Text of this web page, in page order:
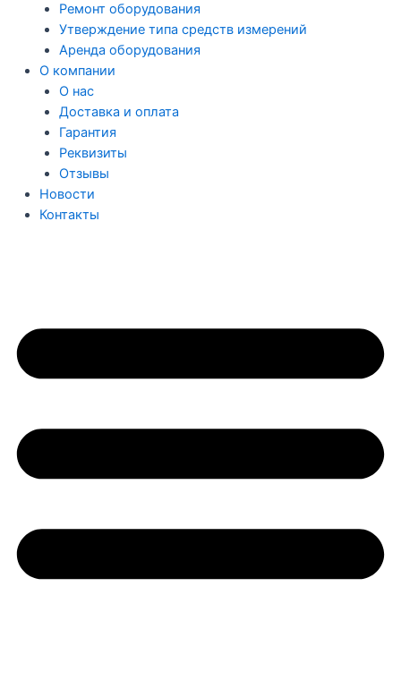
Ремонт оборудования
Утверждение типа средств измерений
Аренда оборудования
О компании
О нас
Доставка и оплата
Гарантия
Реквизиты
Отзывы
Новости
Контакты